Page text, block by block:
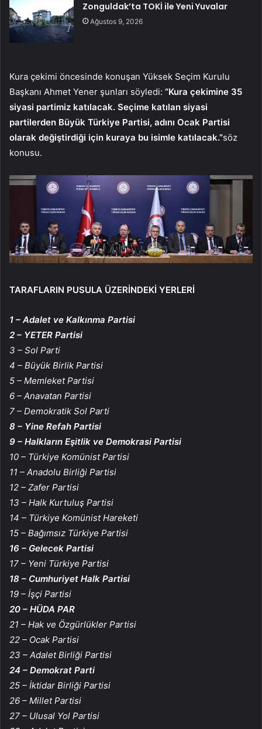
Zonguldak’ta TOKİ ile Yeni Yuvalar
Ağustos 9, 2026
Kura çekimi öncesinde konuşan Yüksek Seçim Kurulu
Başkanı Ahmet Yener şunları söyledi: “Kura çekimine 35
siyasi partimiz katılacak. Seçime katılan siyasi
partilerden Büyük Türkiye Partisi, adını Ocak Partisi
olarak değiştirdiği için kuraya bu isimle katılacak.”söz
konusu.
TARAFLARIN PUSULA ÜZERİNDEKİ YERLERİ
1 – Adalet ve Kalkınma Partisi
2 – YETER Partisi
3 – Sol Parti
4 – Büyük Birlik Partisi
5 – Memleket Partisi
6 – Anavatan Partisi
7 – Demokratik Sol Parti
8 – Yine Refah Partisi
9 – Halkların Eşitlik ve Demokrasi Partisi
10 – Türkiye Komünist Partisi
11 – Anadolu Birliği Partisi
12 – Zafer Partisi
13 – Halk Kurtuluş Partisi
14 – Türkiye Komünist Hareketi
15 – Bağımsız Türkiye Partisi
16 – Gelecek Partisi
17 – Yeni Türkiye Partisi
18 – Cumhuriyet Halk Partisi
19 – İşçi Partisi
20 – HÜDA PAR
21 – Hak ve Özgürlükler Partisi
22 – Ocak Partisi
23 – Adalet Birliği Partisi
24 – Demokrat Parti
25 – İktidar Birliği Partisi
26 – Millet Partisi
27 – Ulusal Yol Partisi